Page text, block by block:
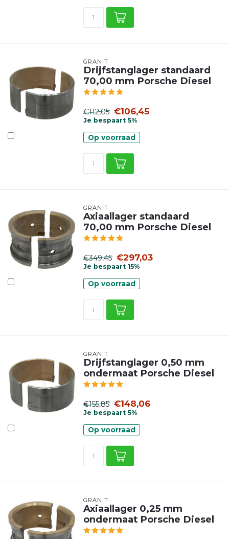
GRANIT
Drijfstanglager standaard
70,00 mm Porsche Diesel
€112,05 €106,45
Je bespaart 5%
Op voorraad
GRANIT
Axiaallager standaard
70,00 mm Porsche Diesel
€349,45 €297,03
Je bespaart 15%
Op voorraad
GRANIT
Drijfstanglager 0,50 mm
ondermaat Porsche Diesel
€155,85 €148,06
Je bespaart 5%
Op voorraad
GRANIT
Axiaallager 0,25 mm
ondermaat Porsche Diesel